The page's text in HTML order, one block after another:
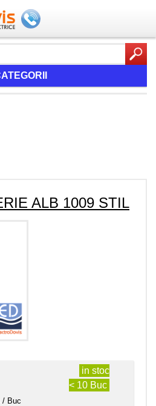
ALB 1009 STIL
in stoc
< 10 Buc
/ Buc